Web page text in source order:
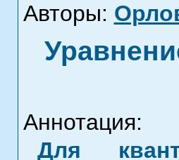
Авторы:
Аннотация:
Для